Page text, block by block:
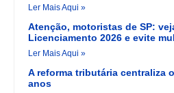
Ler Mais Aqui »
Atenção, motoristas de SP:
Licenciamento 2026 e evite
Ler Mais Aqui »
A reforma tributária centraliza
anos